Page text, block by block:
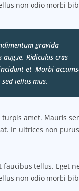
non odio morbi
gravida
augue. Ridiculus cras
et. Morbi
tellus mus.
turpis amet. Mauris
In ultrices non
faucibus tellus. Eget
non odio morbi